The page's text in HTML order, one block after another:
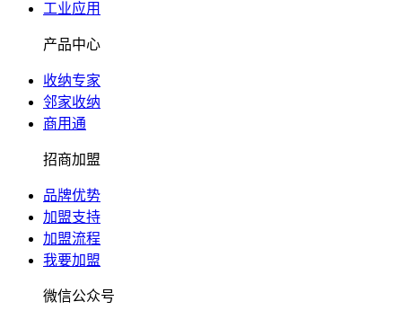
工业应用
产品中心
收纳专家
邻家收纳
商用通
招商加盟
品牌优势
加盟支持
加盟流程
我要加盟
微信公众号